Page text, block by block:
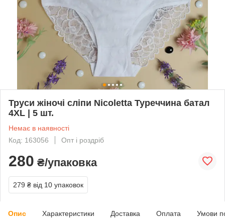
Труси жіночі сліпи Nicoletta Туреччина батал
4XL | 5 шт.
Немає в наявності
Код: 163056
Опт і роздріб
280 ₴/упаковка
279 ₴ від 10 упаковок
Опис Характеристики Доставка Оплата Умови